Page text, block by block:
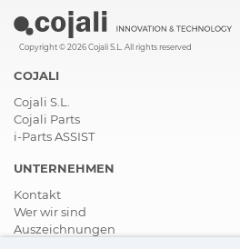
Copyright © 2026 Cojali S.L. All rights reserved
COJALI
Cojali S.L.
Cojali Parts
i-Parts ASSIST
UNTERNEHMEN
Kontakt
Wer wir sind
Auszeichnungen